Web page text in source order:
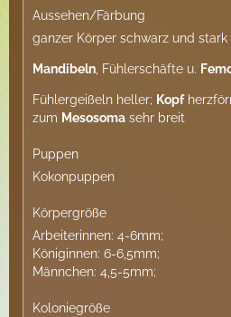
Aussehen/Färbung
ganzer Körper schwarz und stark
Mandibeln , Fühlerschäfte u.
Fühlergeißeln heller; Kopf
zum Mesosoma sehr breit
Puppen
Kokonpuppen
Körpergröße
Arbeiterinnen: 4-6mm;
Königinnen: 6-6,5mm;
Männchen: 4,5-5mm;
Koloniegröße